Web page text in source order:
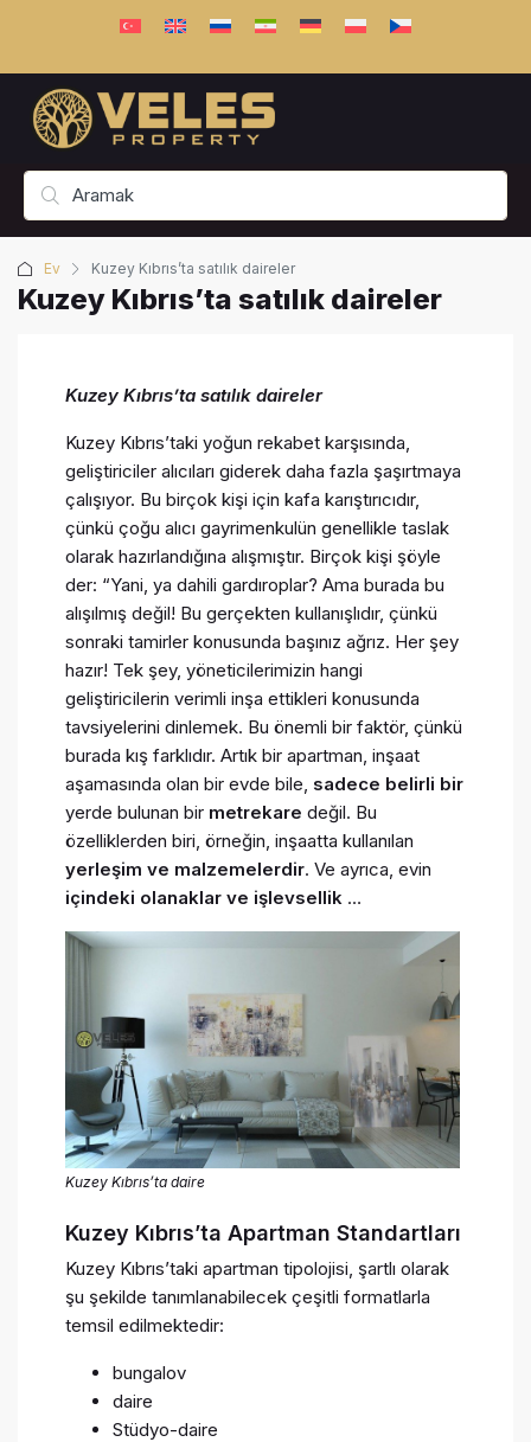
Ev Kuzey Kıbrıs’ta satılık daireler
Kuzey Kıbrıs’ta satılık daireler
Kuzey Kıbrıs’ta satılık daireler
Kuzey Kıbrıs’taki yoğun rekabet karşısında,
geliştiriciler alıcıları giderek daha fazla şaşırtmaya
çalışıyor. Bu birçok kişi için kafa karıştırıcıdır,
çünkü çoğu alıcı gayrimenkulün genellikle taslak
olarak hazırlandığına alışmıştır. Birçok kişi şöyle
der: “Yani, ya dahili gardıroplar? Ama burada bu
alışılmış değil! Bu gerçekten kullanışlıdır, çünkü
sonraki tamirler konusunda başınız ağrız. Her şey
hazır! Tek şey, yöneticilerimizin hangi
geliştiricilerin verimli inşa ettikleri konusunda
tavsiyelerini dinlemek. Bu önemli bir faktör, çünkü
burada kış farklıdır. Artık bir apartman, inşaat
aşamasında olan bir evde bile, sadece belirli bir
yerde bulunan bir metrekare değil. Bu
özelliklerden biri, örneğin, inşaatta kullanılan
yerleşim ve malzemelerdir. Ve ayrıca, evin
içindeki olanaklar ve işlevsellik …
Kuzey Kıbrıs’ta daire
Kuzey Kıbrıs’ta Apartman Standartları
Kuzey Kıbrıs’taki apartman tipolojisi, şartlı olarak
şu şekilde tanımlanabilecek çeşitli formatlarla
temsil edilmektedir:
bungalov
daire
Stüdyo-daire